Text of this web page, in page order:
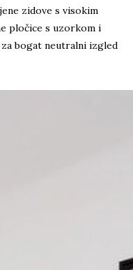
zidove s visokim
pločice s uzorkom i
bogat neutralni izgled